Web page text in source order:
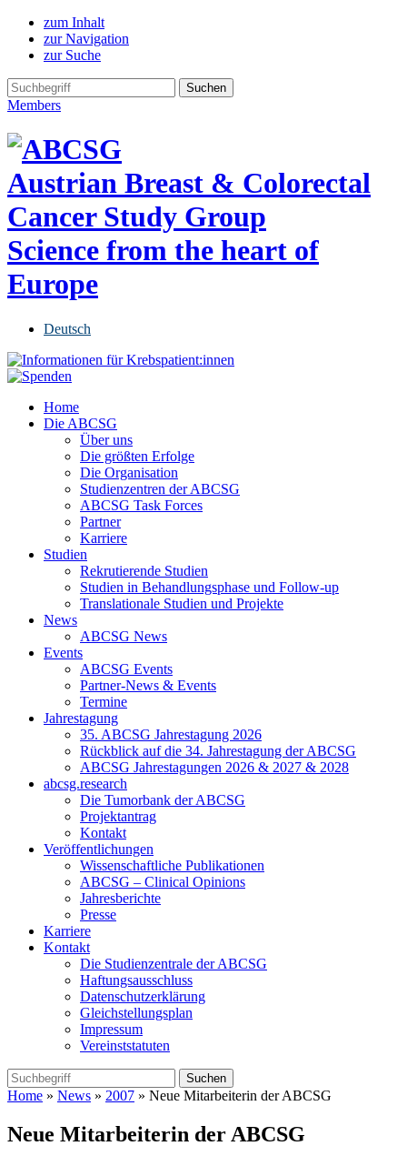
zum Inhalt
zur Navigation
zur Suche
Members
Austrian Breast & Colorectal
Cancer Study Group
Science from the heart of
Europe
Deutsch
Home
Die ABCSG
Über uns
Die größten Erfolge
Die Organisation
Studienzentren der ABCSG
ABCSG Task Forces
Partner
Karriere
Studien
Rekrutierende Studien
Studien in Behandlungsphase und Follow-up
Translationale Studien und Projekte
News
ABCSG News
Events
ABCSG Events
Partner-News & Events
Termine
Jahrestagung
35. ABCSG Jahrestagung 2026
Rückblick auf die 34. Jahrestagung der ABCSG
ABCSG Jahrestagungen 2026 & 2027 & 2028
abcsg.research
Die Tumorbank der ABCSG
Projektantrag
Kontakt
Veröffentlichungen
Wissenschaftliche Publikationen
ABCSG – Clinical Opinions
Jahresberichte
Presse
Karriere
Kontakt
Die Studienzentrale der ABCSG
Haftungsausschluss
Datenschutzerklärung
Gleichstellungsplan
Impressum
Vereinststatuten
Home » News » 2007 » Neue Mitarbeiterin der ABCSG
Neue Mitarbeiterin der ABCSG